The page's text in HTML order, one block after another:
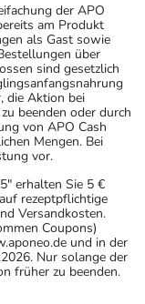
der APO
am Produkt
als Gast sowie
über
sind gesetzlich
die Aktion bei
beenden oder durch
von APO Cash
Mengen. Bei
vor.
erhalten Sie 5 €
rezeptpflichtige
Versandkosten.
Coupons)
und in der
Nur solange der
früher zu beenden.